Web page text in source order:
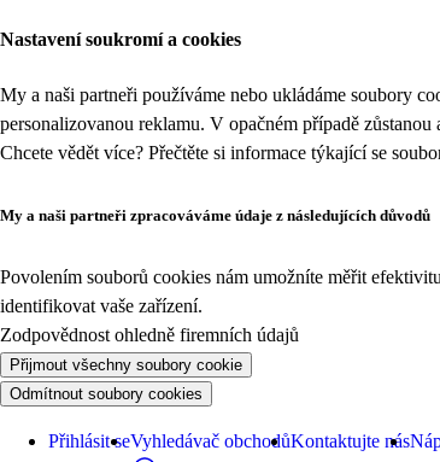
Nastavení soukromí a cookies
My a naši partneři používáme nebo ukládáme soubory
personalizovanou reklamu. V opačném případě
Chcete vědět více? Přečtěte si informace týkající se
My a naši partneři zpracováváme údaje z následujících důvodů
Povolením souborů cookies nám umožníte měřit
identifikovat vaše zařízení.
Zodpovědnost ohledně firemních údajů
Přijmout všechny soubory cookie
Odmítnout soubory cookies
Přihlásit seVyhledávač obchodůKontaktujte nás